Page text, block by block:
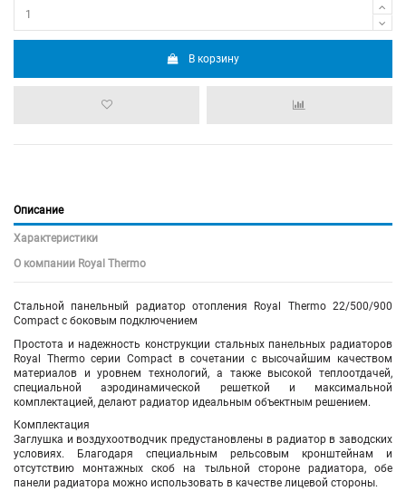
В корзину
Описание
Характеристики
О компании Royal Thermo
Стальной панельный радиатор отопления
Royal Thermo 22/500/900
Compact с боковым подключением
Простота и надежность конструкции стальных панельных радиаторов
Royal Thermo серии Compact в сочетании с высочайшим качеством
материалов и уровнем технологий, а также высокой теплоотдачей,
специальной аэродинамической решеткой и максимальной
комплектацией, делают радиатор идеальным объектным решением.
Комплектация
Заглушка и воздухоотводчик предустановлены в радиатор в заводских
условиях. Благодаря специальным рельсовым кронштейнам и
отсутствию монтажных скоб на тыльной стороне радиатора, обе
панели радиатора можно использовать в качестве лицевой стороны.